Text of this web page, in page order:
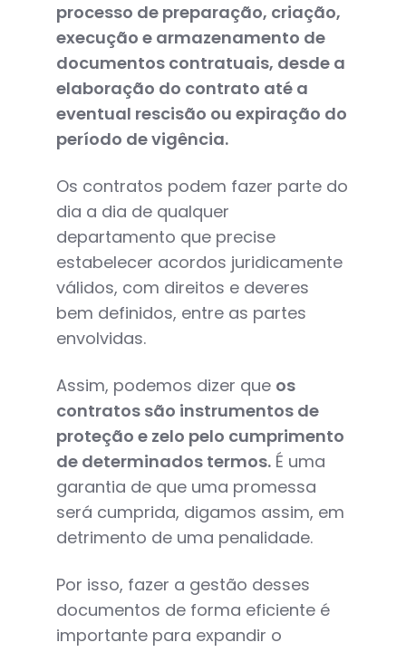
processo de preparação, criação,
execução e armazenamento de
documentos contratuais, desde a
elaboração do contrato até a
eventual rescisão ou expiração do
período de vigência.
Os contratos podem fazer parte do
dia a dia de qualquer
departamento que precise
estabelecer acordos juridicamente
válidos, com direitos e deveres
bem definidos, entre as partes
envolvidas.
Assim, podemos dizer que os
contratos são instrumentos de
proteção e zelo pelo cumprimento
de determinados termos. É uma
garantia de que uma promessa
será cumprida, digamos assim, em
detrimento de uma penalidade.
Por isso, fazer a gestão desses
documentos de forma eficiente é
importante para expandir o